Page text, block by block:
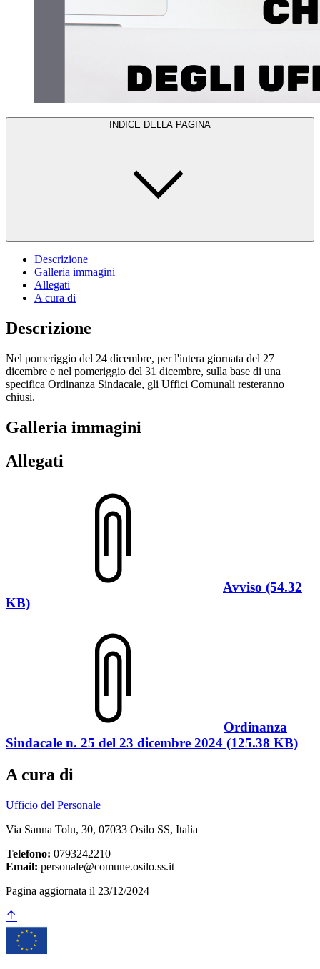
INDICE DELLA PAGINA
Descrizione
Galleria immagini
Allegati
A cura di
Descrizione
Nel pomeriggio del 24 dicembre, per l'intera giornata del 27
dicembre e nel pomeriggio del 31 dicembre, sulla base di una
specifica Ordinanza Sindacale, gli Uffici Comunali resteranno
chiusi.
Galleria immagini
Allegati
Avviso (54.32
KB)
Ordinanza
Sindacale n. 25 del 23 dicembre 2024 (125.38 KB)
A cura di
Ufficio del Personale
Via Sanna Tolu, 30, 07033 Osilo SS, Italia
Telefono: 0793242210
Email: personale@comune.osilo.ss.it
Pagina aggiornata il 23/12/2024